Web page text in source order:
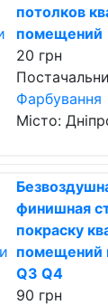
потолков
помещений
20 грн
Фарбування
Місто:
финишная
покраску
помещений
Q3 Q4
90 грн